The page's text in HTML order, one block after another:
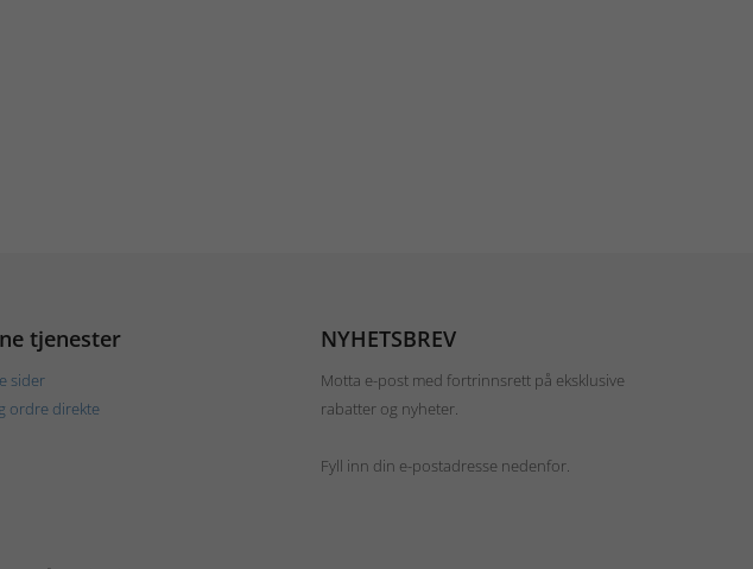
tjenester
sider
ordre direkte
NYHETSBREV
Motta e-post med fortrinnsrett på eksklusive
rabatter og nyheter.
Fyll inn din e-postadresse nedenfor.